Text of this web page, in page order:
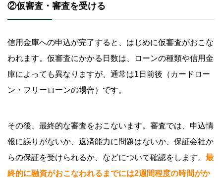
②仮審査・審査を受ける
信用金庫への申込が完了すると、はじめに仮審査がおこな
われます。仮審査にかかる日数は、ローンの種類や信用金
庫によっても異なりますが、通常は1日前後（カードロー
ン・フリーローンの場合）です。
その後、最終的な審査をおこないます。審査では、申込情
報に誤りがないか、返済能力に問題はないか、保証会社か
らの保証を受けられるか、などについて確認をします。 最
終的に融資がおこなわれるまでには2週間程度の時間がか